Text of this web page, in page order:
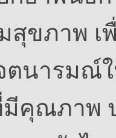
สุขภาพ
ตนารม
คุณภาพ